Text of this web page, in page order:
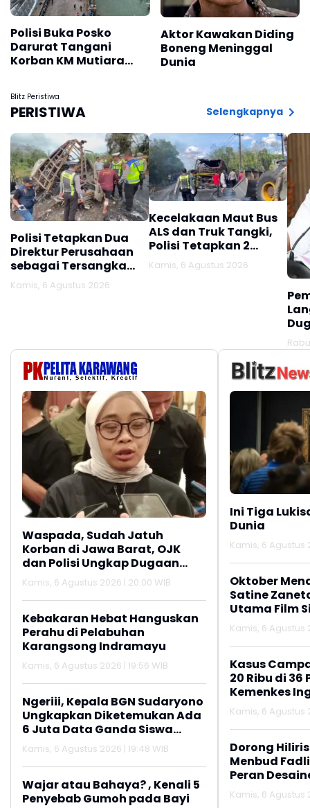
Polisi Buka Posko
Darurat Tangani
Korban KM Mutiara
Aktor Kawakan Diding
Boneng Meninggal
Dunia
Blitz Peristiwa
PERISTIWA Selengkapnya
Polisi Tetapkan Dua
Direktur Perusahaan
sebagai Tersangka
Kecelakaan Maut Bus
ALS di Muratara
Kamis, 6 Agustus 2026
Kecelakaan Maut Bus
ALS dan Truk Tangki,
Polisi Tetapkan 2
Tersangka
Kamis, 6 Agustus 2026
Waspada, Sudah Jatuh
Korban di Jawa Barat, OJK
dan Polisi Ungkap Dugaan
Penipuan Modus Titip Limit
Paylater
Kamis, 6 Agustus 2026 | 20:00 WIB
Kebakaran Hebat Hanguskan
Perahu di Pelabuhan
Karangsong Indramayu
Kamis, 6 Agustus 2026 | 19:56 WIB
Ngeriii, Kepala BGN Sudaryono
Ungkapkan Diketemukan Ada
6 Juta Data Ganda Siswa
Penerima MBG
Kamis, 6 Agustus 2026 | 19:48 WIB
Wajar atau Bahaya? , Kenali 5
Penyebab Gumoh pada Bayi
Ini Tiga
Dunia
Kamis, 6 Agustus
Oktober
Satine
Utama Film
Kamis, 6 Agustus
Kasus
20 Ribu di 36
Kemenkes
Pentingnya
Lanjutan
Kamis, 6 Agustus
Dorong
Menbud
Peran
Wastra ke
Kamis, 6 Agustus